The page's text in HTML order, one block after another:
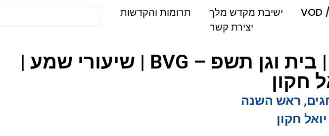
ישיבת מקדש מלך
תרומות והקדשות
יצירת קשר
ריו | ראש השנה 19-09-10 | 04. חגים | בית וגן תשפ – BVG | שיעורי שמע |
חקון
,ראש השנה
חקון